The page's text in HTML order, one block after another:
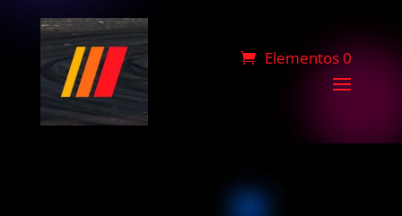
Elementos 0